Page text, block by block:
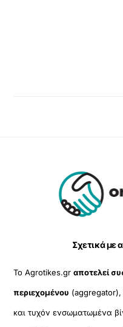
Σχετικά με
Το Agrotikes.grαποτελεί
περιεχομένου (aggregator),
και τυχόν ενσωματωμένα